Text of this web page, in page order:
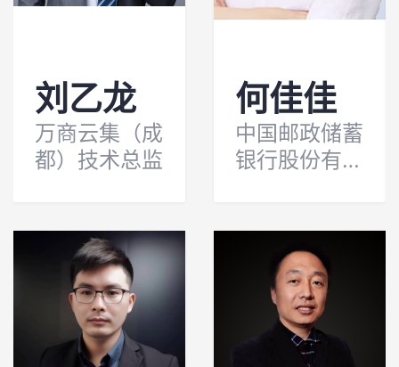
播
活
的
注
程
认
的
验
我
收
藏
支
声
议
刘乙龙
万商云集（成
都）技术总监
何佳佳
中国邮政储蓄
银行股份有限